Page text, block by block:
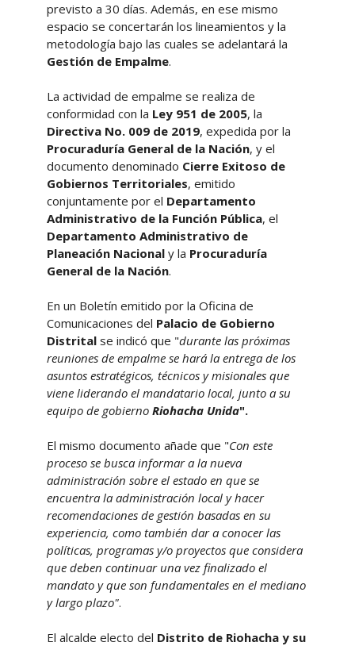
previsto a 30 días. Además, en ese mismo
espacio se concertarán los lineamientos y la
metodología bajo las cuales se adelantará la
Gestión de Empalme.
La actividad de empalme se realiza de
conformidad con la Ley 951 de 2005, la
Directiva No. 009 de 2019, expedida por la
Procuraduría General de la Nación, y el
documento denominado Cierre Exitoso de
Gobiernos Territoriales, emitido
conjuntamente por el Departamento
Administrativo de la Función Pública, el
Departamento Administrativo de
Planeación Nacionaly la Procuraduría
General de la Nación.
En un Boletín emitido por la Oficina de
Comunicaciones del Palacio de Gobierno
Distrital se indicó que "durante las próximas
reuniones de empalme se hará la entrega de los
asuntos estratégicos, técnicos y misionales que
viene liderando el mandatario local, junto a su
equipo de gobierno Riohacha Unida".
El mismo documento añade que "Con este
proceso se busca informar a la nueva
administración sobre el estado en que se
encuentra la administración local y hacer
recomendaciones de gestión basadas en su
experiencia, como también dar a conocer las
políticas, programas y/o proyectos que considera
que deben continuar una vez finalizado el
mandato y que son fundamentales en el mediano
y largo plazo".
El alcalde electo del Distrito de Riohacha y su